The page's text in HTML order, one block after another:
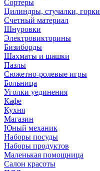
Сортеры
Цилиндры, стучалки, горки
Счетный материал
Шнуровки
Электровикторины
Бизиборды
Шахматы и шашки
Пазлы
Сюжетно-ролевые игры
Больница
Уголки уединения
Кафе
Кухня
Магазин
Юный механик
Наборы посуды
Наборы продуктов
Маленькая помощница
Салон красоты